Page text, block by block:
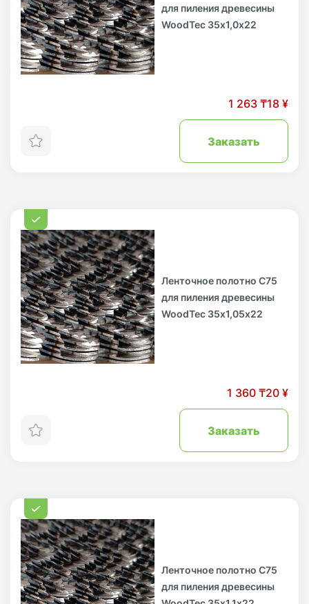
для пиления древесины
WoodTec 35х1,0х22
1 263 ₸18 ¥
Заказать
Ленточное полотно С75
для пиления древесины
WoodTec 35х1,05х22
1 360 ₸20 ¥
Заказать
Ленточное полотно С75
для пиления древесины